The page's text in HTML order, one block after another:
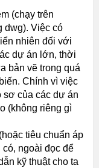
(chạy trên
dwg). Việc có
nhiên đối với
dự án lớn, thời
bản vẽ trong quá
Chính vì việc
sơ của các dự án
(không riêng gì
tiêu chuẩn áp
ngoài đọc để
kỹ thuật cho ta